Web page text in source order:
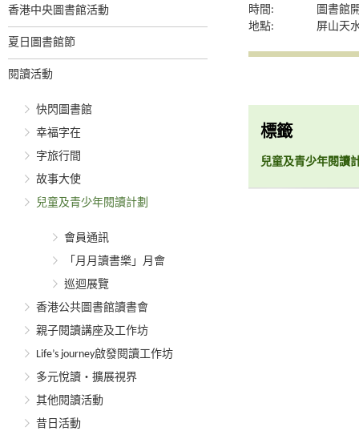
香港中央圖書館活動
夏日圖書館節
閱讀活動
快閃圖書館
幸福字在
字旅行間
故事大使
兒童及青少年閱讀計劃
會員通訊
「月月讀書樂」月會
巡迴展覽
香港公共圖書館讀書會
親子閱讀講座及工作坊
Life’s journey啟發閱讀工作坊
多元悅讀‧擴展視界
其他閱讀活動
昔日活動
時間:
圖書館
地點:
屏山天
標籤
兒童及青少年閱讀